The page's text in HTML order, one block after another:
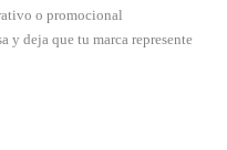
o promocional
y deja que tu marca represente